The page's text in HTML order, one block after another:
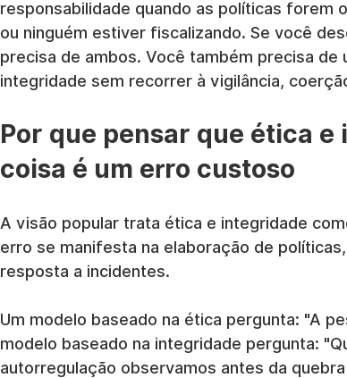
responsabilidade quando as políticas forem
ou ninguém estiver fiscalizando. Se você
precisa de ambos. Você também precisa de
integridade sem recorrer à vigilância,
Por que pensar que ética e
coisa é um erro custoso
A visão popular trata ética e integridade
erro se manifesta na elaboração de
resposta a incidentes.
Um modelo baseado na ética pergunta: "A
modelo baseado na integridade pergunta:
autorregulação observamos antes da